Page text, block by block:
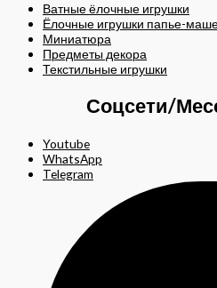
Ватные ёлочные игрушки
Ёлочные игрушки папье-
Миниатюра
Предметы декора
Текстильные игрушки
Соцсети/
Youtube
WhatsApp
Telegram